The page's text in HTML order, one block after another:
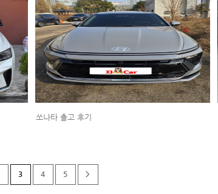
쏘나타 출고 후기
3 4 5 >